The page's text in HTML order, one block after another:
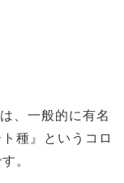
、一般的に有名
種』というコロ
。